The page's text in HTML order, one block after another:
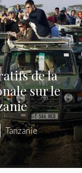
de la
sur le
Tanzanie